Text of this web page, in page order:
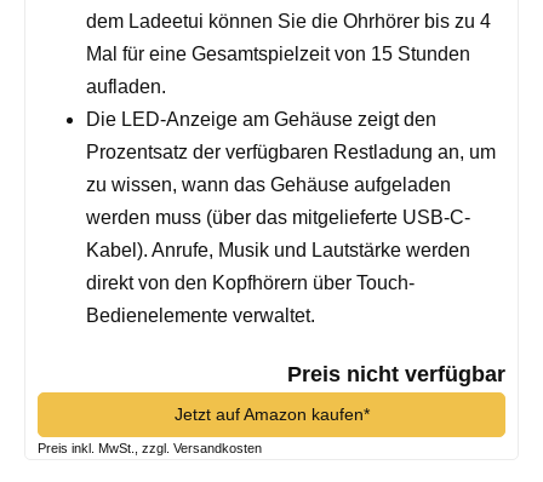
dem Ladeetui können Sie die Ohrhörer bis zu 4
Mal für eine Gesamtspielzeit von 15 Stunden
aufladen.
Die LED-Anzeige am Gehäuse zeigt den
Prozentsatz der verfügbaren Restladung an, um
zu wissen, wann das Gehäuse aufgeladen
werden muss (über das mitgelieferte USB-C-
Kabel). Anrufe, Musik und Lautstärke werden
direkt von den Kopfhörern über Touch-
Bedienelemente verwaltet.
Preis nicht verfügbar
Jetzt auf Amazon kaufen*
Preis inkl. MwSt., zzgl. Versandkosten